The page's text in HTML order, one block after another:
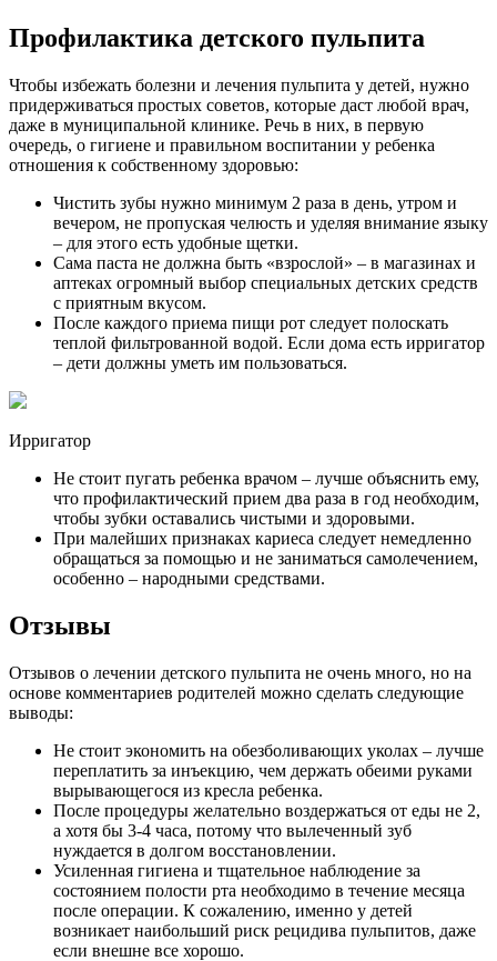
Профилактика детского пульпита
Чтобы избежать болезни и лечения пульпита у детей, нужно
придерживаться простых советов, которые даст любой врач,
даже в муниципальной клинике. Речь в них, в первую
очередь, о гигиене и правильном воспитании у ребенка
отношения к собственному здоровью:
Чистить зубы нужно минимум 2 раза в день, утром и
вечером, не пропуская челюсть и уделяя внимание языку
– для этого есть удобные щетки.
Сама паста не должна быть «взрослой» – в магазинах и
аптеках огромный выбор специальных детских средств
с приятным вкусом.
После каждого приема пищи рот следует полоскать
теплой фильтрованной водой. Если дома есть ирригатор
– дети должны уметь им пользоваться.
Ирригатор
Не стоит пугать ребенка врачом – лучше объяснить ему,
что профилактический прием два раза в год необходим,
чтобы зубки оставались чистыми и здоровыми.
При малейших признаках кариеса следует немедленно
обращаться за помощью и не заниматься самолечением,
особенно – народными средствами.
Отзывы
Отзывов о лечении детского пульпита не очень много, но на
основе комментариев родителей можно сделать следующие
выводы:
Не стоит экономить на обезболивающих уколах – лучше
переплатить за инъекцию, чем держать обеими руками
вырывающегося из кресла ребенка.
После процедуры желательно воздержаться от еды не 2,
а хотя бы 3-4 часа, потому что вылеченный зуб
нуждается в долгом восстановлении.
Усиленная гигиена и тщательное наблюдение за
состоянием полости рта необходимо в течение месяца
после операции. К сожалению, именно у детей
возникает наибольший риск рецидива пульпитов, даже
если внешне все хорошо.